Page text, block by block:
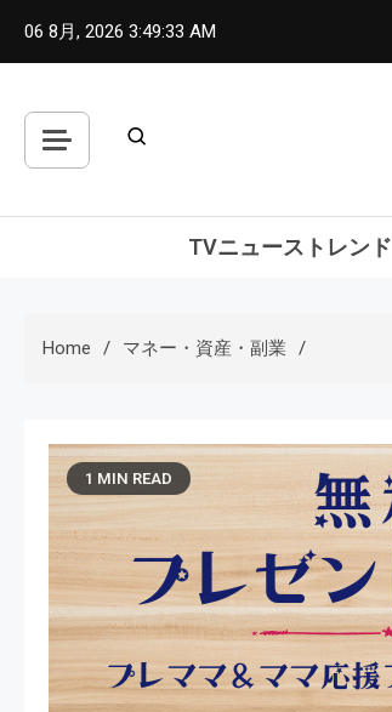
06 8月, 2026 3:49:34 AM
TVニューストレンド
Home マネー・資産・副業
1 MIN READ